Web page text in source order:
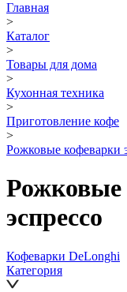
Главная
>
Каталог
>
Товары для дома
>
Кухонная техника
>
Приготовление кофе
>
Рожковые кофеварки
Рожковые
эспрессо
Кофеварки DeLonghi
Категория